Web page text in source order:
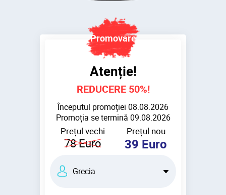
Atenție!
REDUCERE 50%!
Începutul promoției 08.08.2026
Promoția se termină 09.08.2026
Prețul vechi
78Euro
Prețul nou
39 Euro